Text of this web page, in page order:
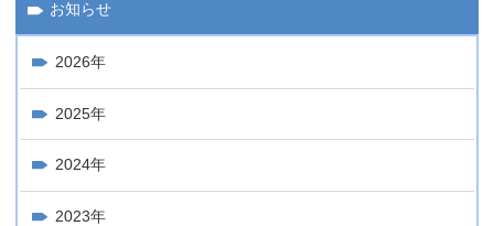
お知らせ
2026年
2025年
2024年
2023年